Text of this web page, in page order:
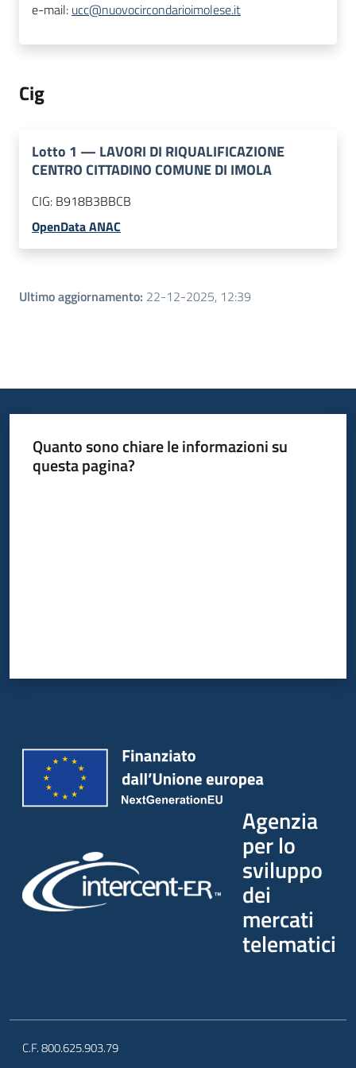
e-mail: ucc@nuovocircondarioimolese.it
Cig
Lotto 1 — LAVORI DI RIQUALIFICAZIONE
CENTRO CITTADINO COMUNE DI IMOLA
CIG: B918B3BBCB
OpenData ANAC
Ultimo aggiornamento: 22-12-2025, 12:39
Quanto sono chiare le informazioni su
questa pagina?
Agenzia
per lo
sviluppo
dei
mercati
telematici
C.F. 800.625.903.79